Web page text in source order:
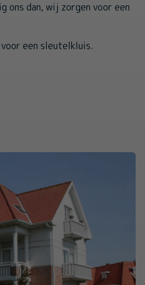
dan, wij zorgen voor een
een sleutelkluis.